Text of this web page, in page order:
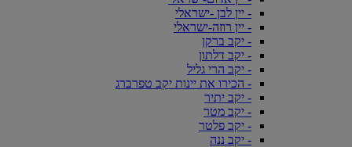
- יין לבן -ישראלי
- יין רוזה-ישראלי
- יקב ברקן
- יקב דלתון
- יקב הרי גליל
- הכירו את יינות יקב טפרברג
- יקב יתיר
- יקב מטר
- יקב פלטר
- יקב ננה